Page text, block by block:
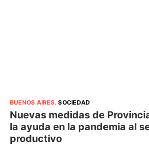
BUENOS AIRES.SOCIEDAD
Nuevas medidas de
la ayuda en la pandemia al
productivo